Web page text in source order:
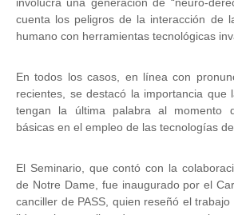
involucra una generación de “neuro-
cuenta los peligros de la interacción de
humano con herramientas tecnológicas
En todos los casos, en línea con
recientes, se destacó la importancia que
tengan la última palabra al momento
básicas en el empleo de las tecnologías
El Seminario, que contó con la
de Notre Dame, fue inaugurado por el
canciller de PASS, quien reseñó el